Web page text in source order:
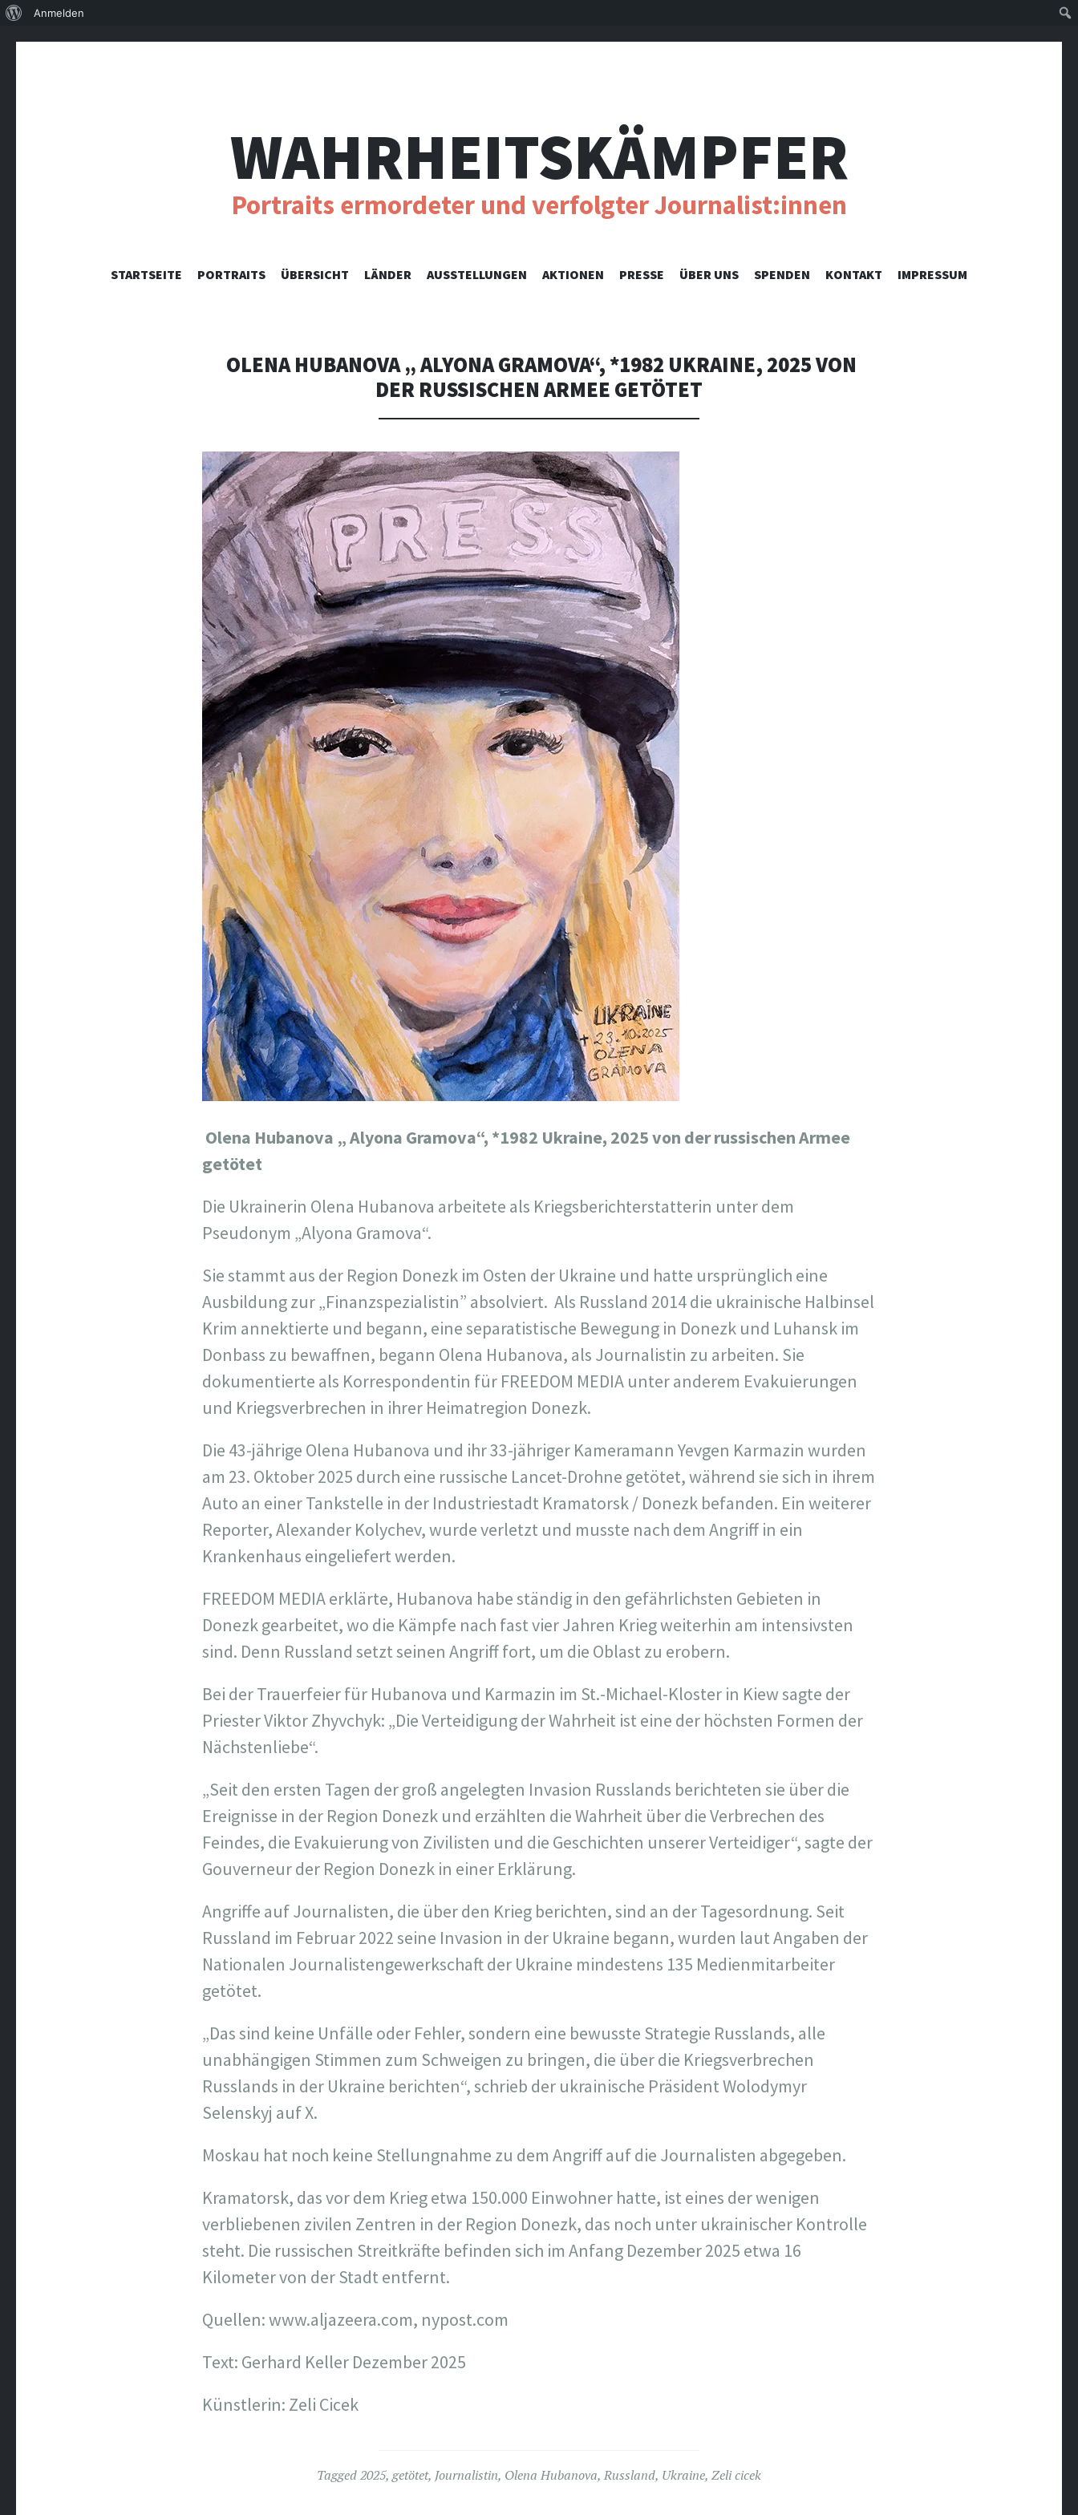
WAHRHEITSKÄMPFER
Portraits ermordeter und verfolgter Journalist:innen
SKIP
STARTSEITE PORTRAITS ÜBERSICHT LÄNDER AUSSTELLUNGEN AKTIONEN PRESSE ÜBER UNS SPENDEN KONTAKT IMPRESSUM
OLENA HUBANOVA „ ALYONA GRAMOVA“, *1982 UKRAINE, 2025 VON
DER RUSSISCHEN ARMEE GETÖTET
Olena Hubanova „ Alyona Gramova“, *1982 Ukraine, 2025 von der russischen Armee
getötet
Die Ukrainerin Olena Hubanova arbeitete als Kriegsberichterstatterin unter dem
Pseudonym „Alyona Gramova“.
Sie stammt aus der Region Donezk im Osten der Ukraine und hatte ursprünglich eine
Ausbildung zur „Finanzspezialistin” absolviert. Als Russland 2014 die ukrainische Halbinsel
Krim annektierte und begann, eine separatistische Bewegung in Donezk und Luhansk im
Donbass zu bewaffnen, begann Olena Hubanova, als Journalistin zu arbeiten. Sie
dokumentierte als Korrespondentin für FREEDOM MEDIA unter anderem Evakuierungen
und Kriegsverbrechen in ihrer Heimatregion Donezk.
Die 43-jährige Olena Hubanova und ihr 33-jähriger Kameramann Yevgen Karmazin wurden
am 23. Oktober 2025 durch eine russische Lancet-Drohne getötet, während sie sich in ihrem
Auto an einer Tankstelle in der Industriestadt Kramatorsk / Donezk befanden. Ein weiterer
Reporter, Alexander Kolychev, wurde verletzt und musste nach dem Angriff in ein
Krankenhaus eingeliefert werden.
FREEDOM MEDIA erklärte, Hubanova habe ständig in den gefährlichsten Gebieten in
Donezk gearbeitet, wo die Kämpfe nach fast vier Jahren Krieg weiterhin am intensivsten
sind. Denn Russland setzt seinen Angriff fort, um die Oblast zu erobern.
Bei der Trauerfeier für Hubanova und Karmazin im St.-Michael-Kloster in Kiew sagte der
Priester Viktor Zhyvchyk: „Die Verteidigung der Wahrheit ist eine der höchsten Formen der
Nächstenliebe“.
„Seit den ersten Tagen der groß angelegten Invasion Russlands berichteten sie über die
Ereignisse in der Region Donezk und erzählten die Wahrheit über die Verbrechen des
Feindes, die Evakuierung von Zivilisten und die Geschichten unserer Verteidiger“, sagte der
Gouverneur der Region Donezk in einer Erklärung.
Angriffe auf Journalisten, die über den Krieg berichten, sind an der Tagesordnung. Seit
Russland im Februar 2022 seine Invasion in der Ukraine begann, wurden laut Angaben der
Nationalen Journalistengewerkschaft der Ukraine mindestens 135 Medienmitarbeiter
getötet.
„Das sind keine Unfälle oder Fehler, sondern eine bewusste Strategie Russlands, alle
unabhängigen Stimmen zum Schweigen zu bringen, die über die Kriegsverbrechen
Russlands in der Ukraine berichten“, schrieb der ukrainische Präsident Wolodymyr
Selenskyj auf X.
Moskau hat noch keine Stellungnahme zu dem Angriff auf die Journalisten abgegeben.
Kramatorsk, das vor dem Krieg etwa 150.000 Einwohner hatte, ist eines der wenigen
verbliebenen zivilen Zentren in der Region Donezk, das noch unter ukrainischer Kontrolle
steht. Die russischen Streitkräfte befinden sich im Anfang Dezember 2025 etwa 16
Kilometer von der Stadt entfernt.
Quellen:www.aljazeera.com, nypost.com
Text: Gerhard Keller Dezember 2025
Künstlerin: Zeli Cicek
Tagged2025,getötet, Journalistin, Olena Hubanova, Russland, Ukraine, Zeli cicek
Über
Anmelden